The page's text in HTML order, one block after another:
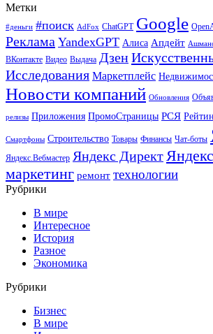
Метки
#деньги #поиск AdFox ChatGPT Google
Реклама YandexGPT Алиса Апдейт
ВКонтакте Видео Выдача Дзен
Исследования Маркетплейс
Новости компаний Обновления
релизы Приложения ПромоСтраницы РСЯ
Смартфоны Строительство Товары Финансы Чат-боты
Яндекс.Вебмастер Яндекс Директ
маркетинг ремонт технологии
Рубрики
В мире
Интересное
История
Разное
Экономика
Рубрики
Бизнес
В мире